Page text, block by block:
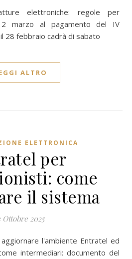
marzo al pagamento del IV
28 febbraio cadrà di sabato
ALTRO
ELETTRONICA
per
come
il sistema
Ottobre 2025
intermediari: documento del